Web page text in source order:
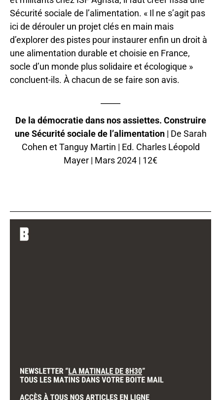
Sécurité sociale de l’alimentation. « Il ne s’agit pas
ici de dérouler un projet clés en main mais
d’explorer des pistes pour instaurer enfin un droit à
une alimentation durable et choisie en France,
socle d’un monde plus solidaire et écologique »
concluent-ils. À chacun de se faire son avis.
De la démocratie dans nos assiettes. Construire
une Sécurité sociale de l’alimentation| De Sarah
Cohen et Tanguy Martin | Ed. Charles Léopold
Mayer | Mars 2024 | 12€